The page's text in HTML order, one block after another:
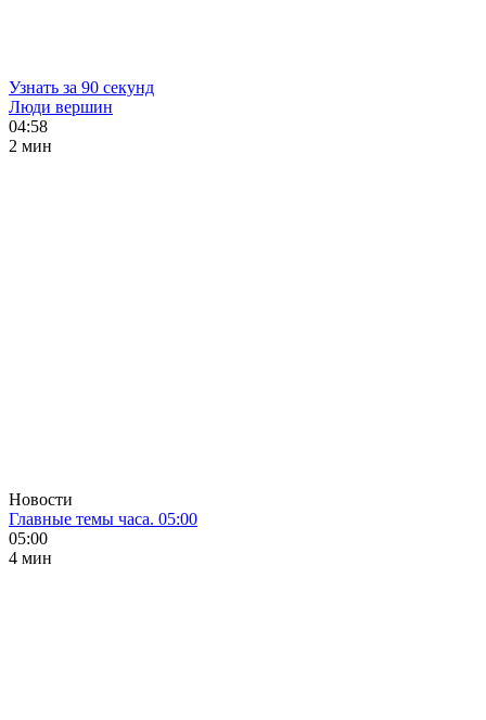
Узнать за 90 секунд
Люди вершин
04:58
2 мин
Новости
Главные темы часа. 05:00
05:00
4 мин